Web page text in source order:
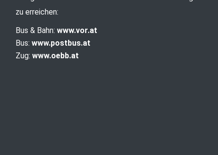
zu erreichen:
Bus & Bahn: www.vor.at
Bus: www.postbus.at
Zug: www.oebb.at